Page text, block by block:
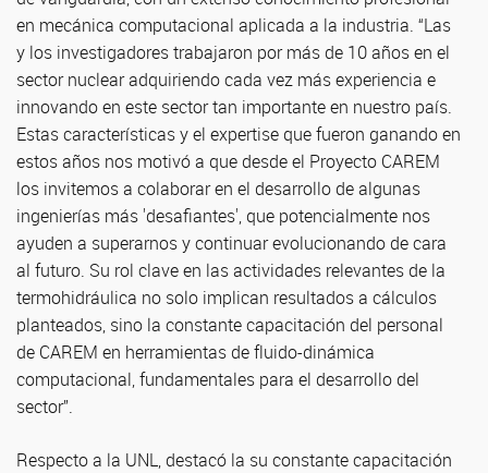
en mecánica computacional aplicada a la industria. “Las
y los investigadores trabajaron por más de 10 años en el
sector nuclear adquiriendo cada vez más experiencia e
innovando en este sector tan importante en nuestro país.
Estas características y el expertise que fueron ganando en
estos años nos motivó a que desde el Proyecto CAREM
los invitemos a colaborar en el desarrollo de algunas
ingenierías más 'desafiantes', que potencialmente nos
ayuden a superarnos y continuar evolucionando de cara
al futuro. Su rol clave en las actividades relevantes de la
termohidráulica no solo implican resultados a cálculos
planteados, sino la constante capacitación del personal
de CAREM en herramientas de fluido-dinámica
computacional, fundamentales para el desarrollo del
sector”.
Respecto a la UNL, destacó la su constante capacitación